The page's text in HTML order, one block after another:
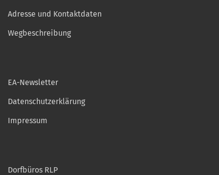
Adresse und Kontaktdaten
Wegbeschreibung
EA-Newsletter
Datenschutzerklärung
Impressum
Dorfbüros RLP